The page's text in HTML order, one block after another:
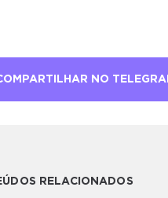
NO
RELACIONADOS